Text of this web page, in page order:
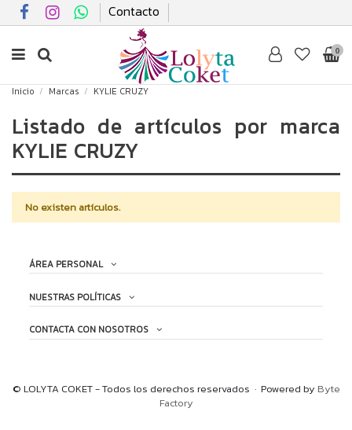
Contacto
0
Inicio Marcas KYLIE CRUZY
Listado de artículos por marca
KYLIE CRUZY
No existen artículos.
ÁREA PERSONAL
NUESTRAS POLÍTICAS
CONTACTA CON NOSOTROS
© LOLYTA COKET - Todos los derechos reservados · Powered by Byte
Factory